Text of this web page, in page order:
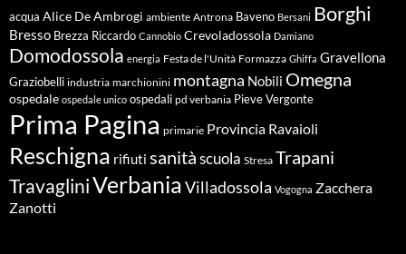
acqua Alice De Ambrogi ambiente Antrona Baveno Bersani Borghi
Bresso Brezza Riccardo Cannobio Crevoladossola Damiano
Domodossola energia Festa de l'Unità Formazza Ghiffa Gravellona
Graziobelli industria marchionini montagna Nobili Omegna
ospedale ospedale unico ospedali pd verbania Pieve Vergonte
Prima Pagina primarie Provincia Ravaioli
Reschigna rifiuti sanitàscuola Stresa Trapani
TravagliniVerbaniaVilladossola Vogogna Zacchera
Zanotti